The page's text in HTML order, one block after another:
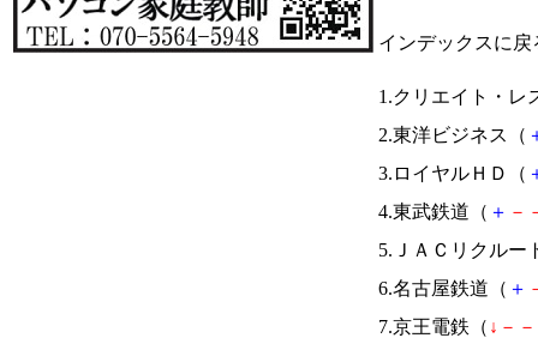
インデックスに戻
1.クリエイト・レ
2.東洋ビジネス（
3.ロイヤルＨＤ（
4.東武鉄道（ ＋ －
5.ＪＡＣリクルー
6.名古屋鉄道（ ＋
7.京王電鉄（ ↓ － －